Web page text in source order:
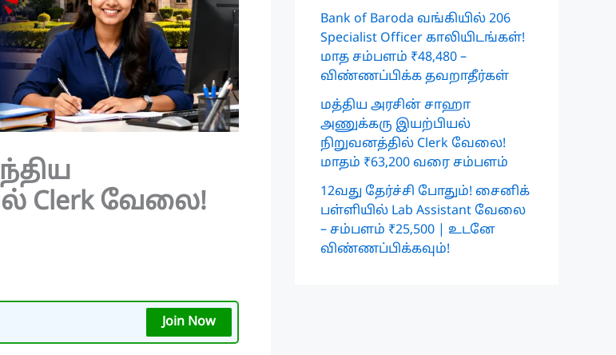
Clerk வேலை!
Join Now
Bank of Baroda வங்கியில் 206
Specialist Officer காலியிடங்கள்!
மாத சம்பளம் ₹48,480 –
விண்ணப்பிக்க தவறாதீர்கள்
மத்திய அரசின் சாஹா
அணுக்கரு இயற்பியல்
நிறுவனத்தில் Clerk வேலை!
மாதம் ₹63,200 வரை சம்பளம்
12வது தேர்ச்சி போதும்! சைனிக்
பள்ளியில் Lab Assistant வேலை
– சம்பளம் ₹25,500 | உடனே
விண்ணப்பிக்கவும்!